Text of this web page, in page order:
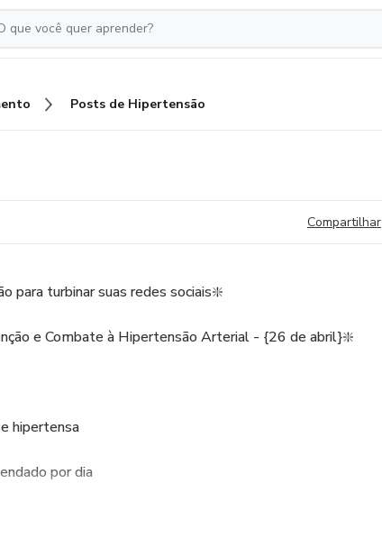
Posts de Hipertensão
Compartilhar
para turbinar suas redes sociais❇️
e Combate à Hipertensão Arterial - {26 de abril}❇️
hipertensa
por dia
a Hipertensão